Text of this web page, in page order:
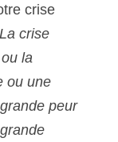
crise
La crise
la
ou une
peur